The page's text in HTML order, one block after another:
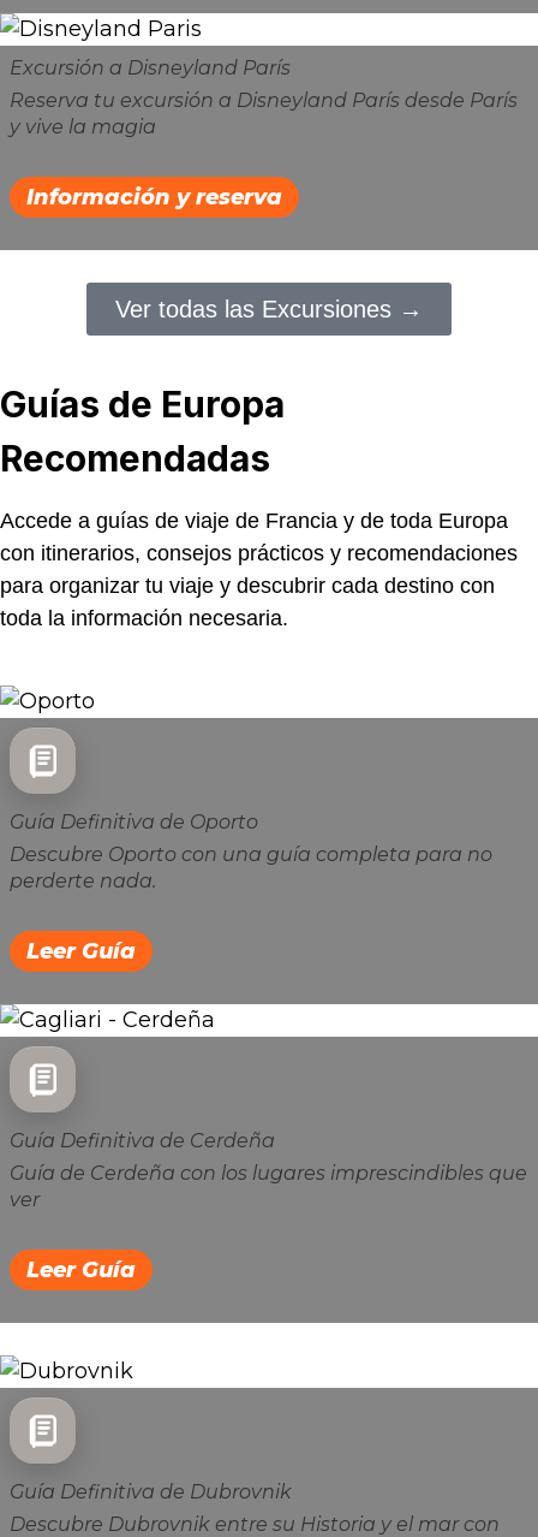
Excursión a Disneyland París
Reserva tu excursión a Disneyland París desde París
y vive la magia
Información y reserva
Ver todas las Excursiones →
Guías de Europa
Recomendadas
Accede a guías de viaje de Francia y de toda Europa
con itinerarios, consejos prácticos y recomendaciones
para organizar tu viaje y descubrir cada destino con
toda la información necesaria.
Guía Definitiva de Oporto
Descubre Oporto con una guía completa para no
perderte nada.
Leer Guía
Guía Definitiva de Cerdeña
Guía de Cerdeña con los lugares imprescindibles que
ver
Leer Guía
Guía Definitiva de Dubrovnik
Descubre Dubrovnik entre su Historia y el mar con